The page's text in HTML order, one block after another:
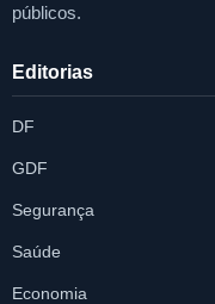
públicos.
Editorias
DF
GDF
Segurança
Saúde
Economia